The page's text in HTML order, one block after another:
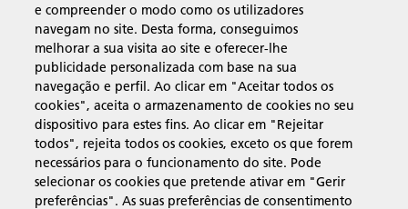
Produtos e serviços
Assistência e contacto
Recursos
e compreender o modo como os utilizadores
navegam no site. Desta forma, conseguimos
melhorar a sua visita ao site e oferecer-lhe
publicidade personalizada com base na sua
navegação e perfil. Ao clicar em "Aceitar todos os
cookies", aceita o armazenamento de cookies no seu
dispositivo para estes fins. Ao clicar em "Rejeitar
todos", rejeita todos os cookies, exceto os que forem
necessários para o funcionamento do site. Pode
selecionar os cookies que pretende ativar em "Gerir
preferências". As suas preferências de consentimento